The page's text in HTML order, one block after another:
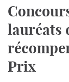
lauréats
Prix